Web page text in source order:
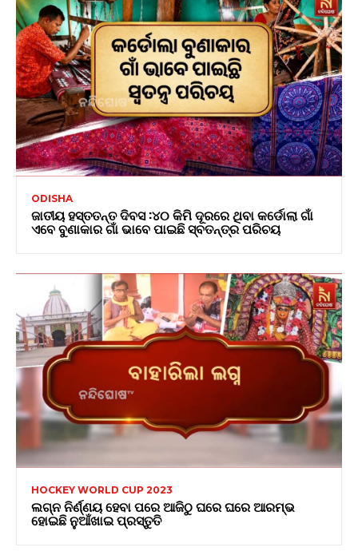
ODISHA
ଜାତୀୟ ହସ୍ତତନ୍ତ ଦିବସ :୪୦ କିମି ଦୂରରେ ଥିବା କର୍ଡୋଲା ଗାଁ
ଏବେ ବୁଣାକାର ଗାଁ ଭାବେ ପାଇଛି ସ୍ବତନ୍ତ୍ର ପରିଚୟ
HOCKEY WORLD CUP 2023
ଲଗ୍ନ ନିର୍ଣ୍ଣୟ ହେବା ପରେ ଆଜିଠୁ ଘରେ ଘରେ ଆରମ୍ଭ
ହୋଇଛି ନୁଆଁଖାଇ ପ୍ରସ୍ତୁତି